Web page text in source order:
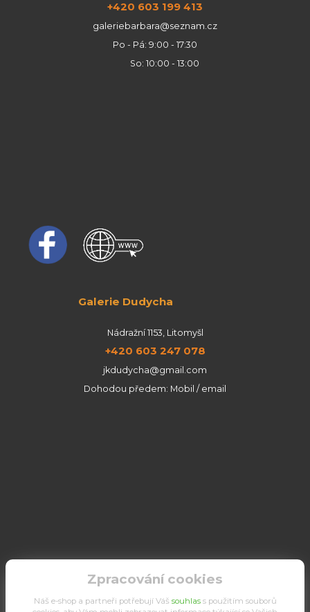
+420 603 199 413
galeriebarbara@seznam.cz
Po - Pá: 9:00 - 17:30
So: 10:00 - 13:00
Galerie Dudycha
Nádražní 1153, Litomyšl
+420 603 247 078
jkdudycha@gmail.com
Dohodou předem: Mobil / email
Zpracování cookies
Náš e-shop a partneři potřebují Váš souhlass použitím souborů